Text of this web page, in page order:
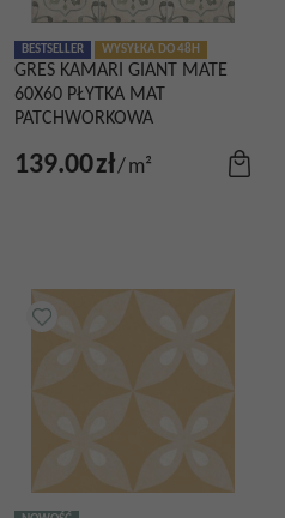
BESTSELLER WYSYŁKA DO 48H
GRES KAMARI GIANT MATE
60X60 PŁYTKA MAT
PATCHWORKOWA
139.00zł/m²